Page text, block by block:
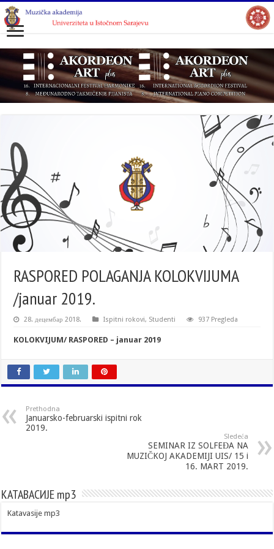
RASPORED POLAGANJA KOLOKVIJUMA
/januar 2019.
28. децембар 2018. Ispitni rokovi, Studenti 937 Pregleda
KOLOKVIJUM/ RASPORED – januar 2019
Prethodna
Januarsko-februarski ispitni rok
2019.
Sledeća
SEMINAR IZ SOLFEĐA NA
MUZIČKOJ AKADEMIJI UIS/ 15 i
16. MART 2019.
КАТАВАСИЈЕ mp3
Katavasije mp3